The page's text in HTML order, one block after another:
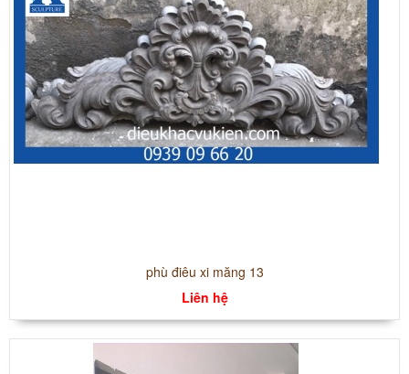
phù điêu xi măng 13
Liên hệ